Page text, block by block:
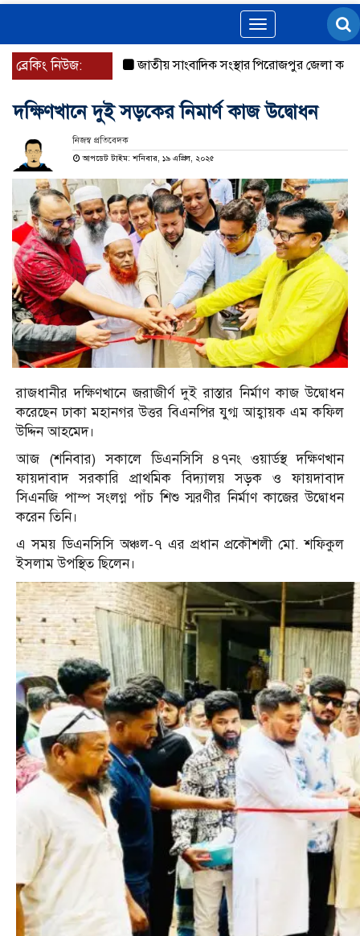
Toggle
navigation
ব্রেকিং নিউজ: জাতীয় সাংবাদিক সংস্থার পিরোজপুর জেলা কমিটি
দক্ষিণখানে দুই সড়কের নিমার্ণ কাজ উদ্বোধন
নিজস্ব প্রতিবেদক
আপডেট টাইম: শনিবার, ১৯ এপ্রিল, ২০২৫
রাজধানীর দক্ষিণখানে জরাজীর্ণ দুই রাস্তার নির্মাণ কাজ উদ্বোধন
করেছেন ঢাকা মহানগর উত্তর বিএনপির যুগ্ম আহ্বায়ক এম কফিল
উদ্দিন আহমেদ।
আজ (শনিবার) সকালে ডিএনসিসি ৪৭নং ওয়ার্ডস্থ দক্ষিণখান
ফায়দাবাদ সরকারি প্রাথমিক বিদ্যালয় সড়ক ও ফায়দাবাদ
সিএনজি পাম্প সংলগ্ন পাঁচ শিশু স্মরণীর নির্মাণ কাজের উদ্বোধন
করেন তিনি।
এ সময় ডিএনসিসি অঞ্চল-৭ এর প্রধান প্রকৌশলী মো. শফিকুল
ইসলাম উপস্থিত ছিলেন।